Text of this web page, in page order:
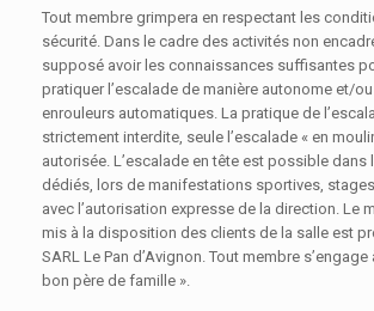
Tout membre grimpera en respectant les
sécurité. Dans le cadre des activités non
supposé avoir les connaissances suffisantes
pratiquer l’escalade de manière autonome et/
enrouleurs automatiques. La pratique de
strictement interdite, seule l’escalade « en
autorisée. L’escalade en tête est possible dans
dédiés, lors de manifestations sportives,
avec l’autorisation expresse de la direction. Le
mis à la disposition des clients de la salle est
SARL Le Pan d’Avignon. Tout membre s’engage
bon père de famille ».